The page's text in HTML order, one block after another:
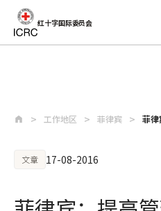
红十字国际委员会
工作地区 菲律宾 菲律
文章 17-08-2016